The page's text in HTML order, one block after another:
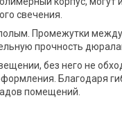
свечения.
Промежутки
прочность
без него не
Благодаря
помещений.